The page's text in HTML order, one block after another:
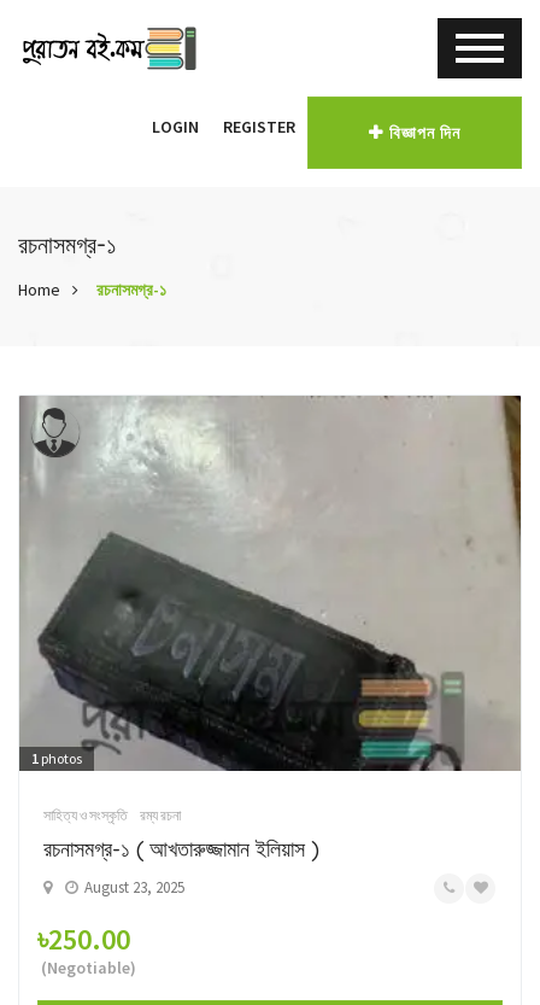
LOGIN REGISTER বিজ্ঞাপন দিন
রচনাসমগ্র-১
Home রচনাসমগ্র-১
1 photos
সাহিত্য ও সংস্কৃতি রম্য রচনা
রচনাসমগ্র-১ ( আখতারুজ্জামান ইলিয়াস )
August 23, 2025
৳250.00
(Negotiable)